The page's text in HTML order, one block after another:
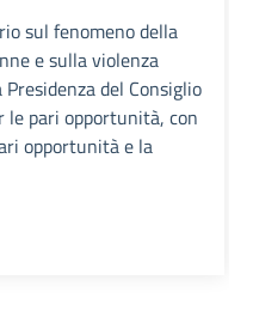
sul fenomeno della
e sulla violenza
del Consiglio
pari opportunità, con
opportunità e la